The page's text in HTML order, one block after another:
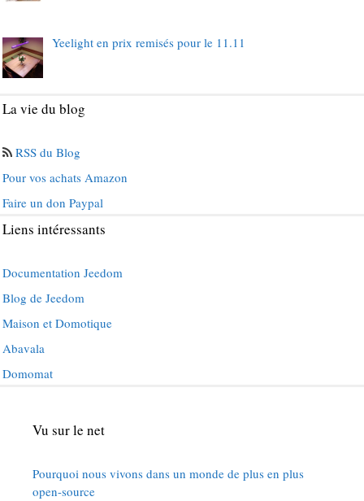
Yeelight en prix remisés pour le 11.11
La vie du blog
RSS du Blog
Pour vos achats Amazon
Faire un don Paypal
Liens intéressants
Documentation Jeedom
Blog de Jeedom
Maison et Domotique
Abavala
Domomat
Vu sur le net
Pourquoi nous vivons dans un monde de plus en plus
open-source